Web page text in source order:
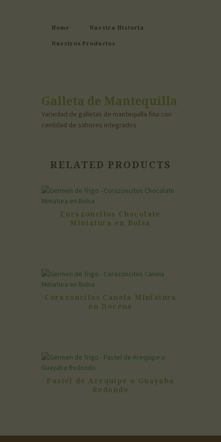
Home Nuestra Historia
Nuestros Productos
Galleta de Mantequilla
Variedad de galletas de mantequilla fina con
cantidad de sabores integrados
RELATED PRODUCTS
Corazoncitos Chocolate
Miniatura en Bolsa
Corazoncitos Canela Miniatura
en Docena
Pastel de Arequipe o Guayaba
Redondo